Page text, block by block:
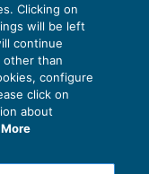
Clicking on
will be left
continue
than
configure
click on
about
More